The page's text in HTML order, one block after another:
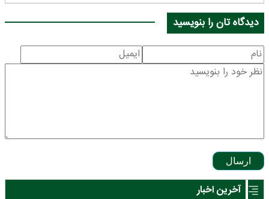
دیدگاه تان را بنویسید
ارسال
آخرین اخبار